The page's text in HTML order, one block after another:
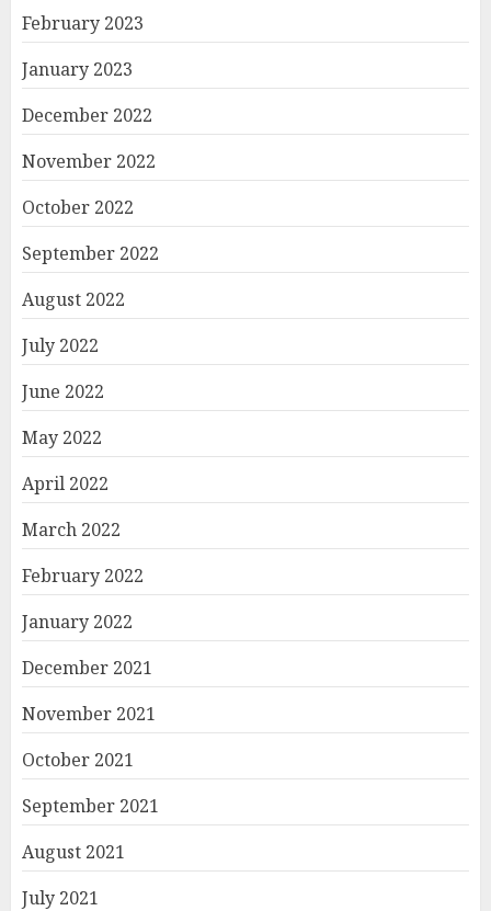
February 2023
January 2023
December 2022
November 2022
October 2022
September 2022
August 2022
July 2022
June 2022
May 2022
April 2022
March 2022
February 2022
January 2022
December 2021
November 2021
October 2021
September 2021
August 2021
July 2021